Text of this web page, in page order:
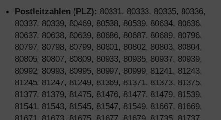
Postleitzahlen (PLZ): 80331, 80333, 80335, 80336,
80337, 80339, 80469, 80538, 80539, 80634, 80636,
80637, 80638, 80639, 80686, 80687, 80689, 80796,
80797, 80798, 80799, 80801, 80802, 80803, 80804,
80805, 80807, 80809, 80933, 80935, 80937, 80939,
80992, 80993, 80995, 80997, 80999, 81241, 81243,
81245, 81247, 81249, 81369, 81371, 81373, 81375,
81377, 81379, 81475, 81476, 81477, 81479, 81539,
81541, 81543, 81545, 81547, 81549, 81667, 81669,
81671, 81673, 81675, 81677, 81679, 81735, 81737,